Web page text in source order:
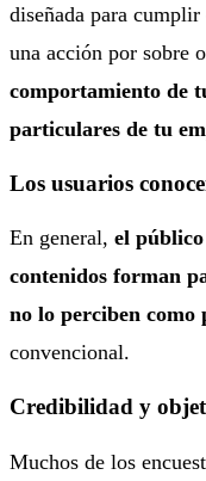
diseñada para
una acción por sobre
comportamiento de
particulares de tu
Los usuarios
En general, el público
contenidos forman
no lo perciben como
convencional.
Credibilidad y
Muchos de los